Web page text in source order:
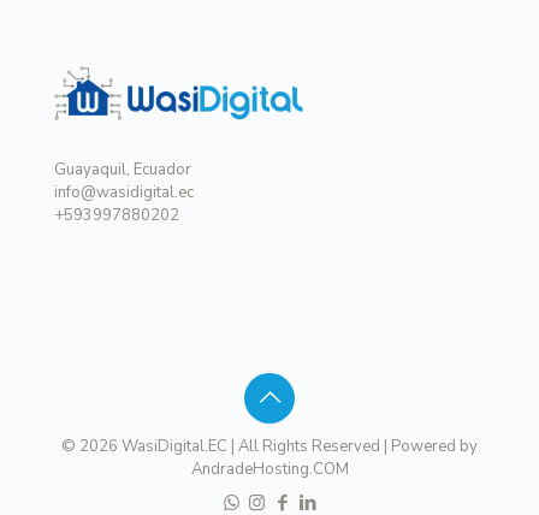
Guayaquil, Ecuador
info@wasidigital.ec
+593997880202
© 2026 WasiDigital.EC | All Rights Reserved | Powered by
AndradeHosting.COM